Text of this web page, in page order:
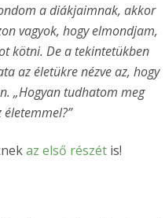
a diákjaimnak, akkor
vagyok, hogy elmondjam,
kötni. De a tekintetükben
az életükre nézve az, hogy
„Hogyan tudhatom meg
az első részét is!